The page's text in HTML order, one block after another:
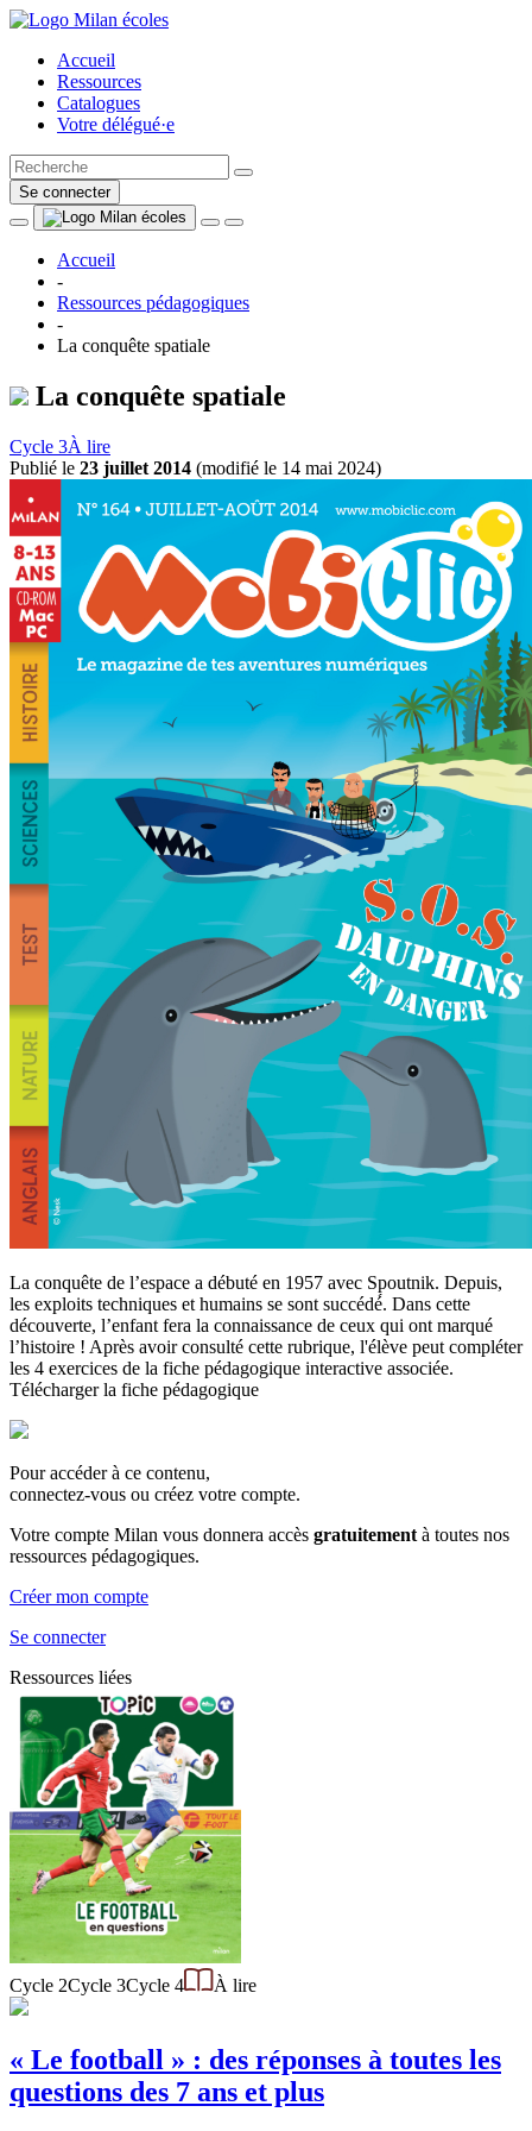
Accueil
Ressources
Catalogues
Votre délégué·e
Se connecter
Accueil
-
Ressources pédagogiques
-
La conquête spatiale
La conquête spatiale
Cycle 3À lire
Publié le 23 juillet 2014 (modifié le 14 mai 2024)
La conquête de l’espace a débuté en 1957 avec Spoutnik. Depuis,
les exploits techniques et humains se sont succédé́. Dans cette
découverte, l’enfant fera la connaissance de ceux qui ont marqué
l’histoire ! Après avoir consulté cette rubrique, l'élève peut compléter
les 4 exercices de la fiche pédagogique interactive associée.
Télécharger la fiche pédagogique
Pour accéder à ce contenu,
connectez-vous ou créez votre compte.
Votre compte Milan vous donnera accès gratuitement à toutes nos
ressources pédagogiques.
Créer mon compte
Se connecter
Ressources liées
Cycle 2Cycle 3Cycle 4 À lire
« Le football » : des réponses à toutes les
questions des 7 ans et plus